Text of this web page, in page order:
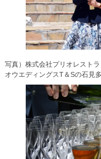
写真）株式会社プリオレスト
オウエディングスT＆Sの石見